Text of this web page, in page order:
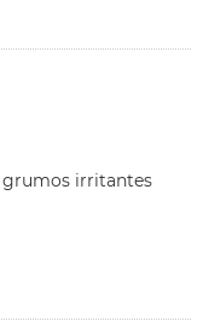
grumos irritantes